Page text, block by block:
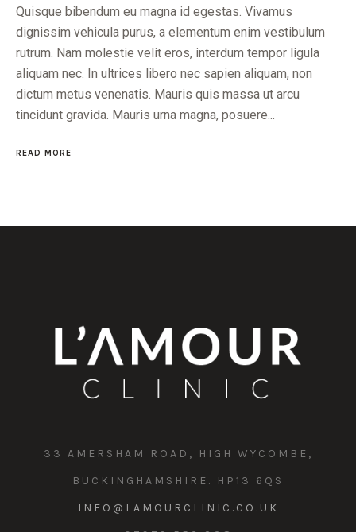
Quisque bibendum eu magna id egestas. Vivamus
dignissim vehicula purus, a elementum enim vestibulum
rutrum. Nam molestie velit eros, interdum tempor ligula
aliquam nec. In ultrices libero nec sapien aliquam, non
dictum metus venenatis. Mauris quis massa ut arcu
tincidunt gravida. Mauris urna magna, posuere...
READ MORE
33 AMERSHAM ROAD, HIGH WYCOMBE,
BUCKINGHAMSHIRE. HP13 6QS
INFO@LAMOURCLINIC.CO.UK